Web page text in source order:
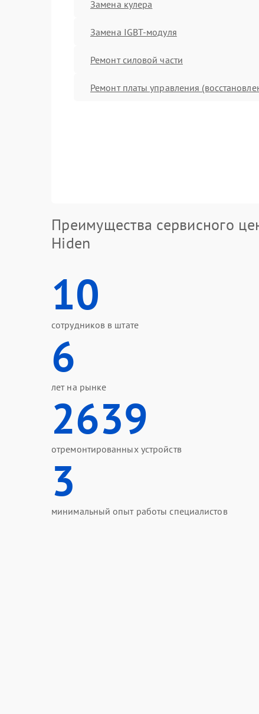
Замена кулера
Замена IGBT-модуля
Ремонт силовой части
Ремонт платы управления
Преимущества сервисного
Hiden
10
сотрудников в штате
6
лет на рынке
2639
отремонтированных устройств
3
минимальный опыт работы специалистов